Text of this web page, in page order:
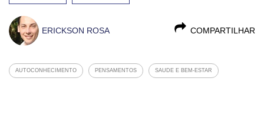
COMPARTILHAR
ERICKSON ROSA
AUTOCONHECIMENTO PENSAMENTOS SAUDE E BEM-ESTAR